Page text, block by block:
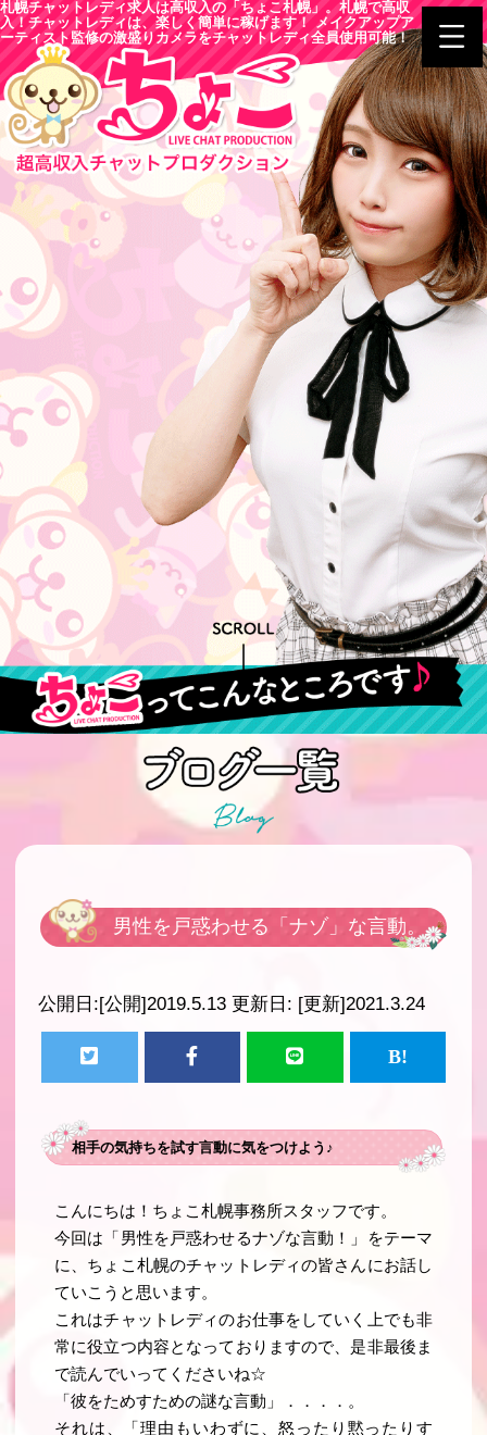
札幌チャットレディ求人は高収入の「ちょこ札幌」。札幌で高収
入！チャットレディは、楽しく簡単に稼げます！ メイクアップア
ーティスト監修の激盛りカメラをチャットレディ全員使用可能！
男性を戸惑わせる「ナゾ」な言動。
公開日:[公開]2019.5.13 更新日: [更新]2021.3.24
相手の気持ちを試す言動に気をつけよう♪
こんにちは！ちょこ札幌事務所スタッフです。
今回は「男性を戸惑わせるナゾな言動！」をテーマ
に、ちょこ札幌のチャットレディの皆さんにお話し
ていこうと思います。
これはチャットレディのお仕事をしていく上でも非
常に役立つ内容となっておりますので、是非最後ま
で読んでいってくださいね☆
「彼をためすための謎な言動」．．．．。
それは、「理由もいわずに、怒ったり黙ったりす